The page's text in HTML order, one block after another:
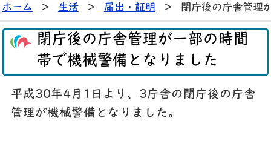
ホーム > 生活 > 届出・証明 > 閉庁後の庁舎管理
閉庁後の庁舎管理が一部の時間
帯で機械警備となりました
平成30年4月1日より、3庁舎の閉庁後の庁舎
管理が機械警備となりました。